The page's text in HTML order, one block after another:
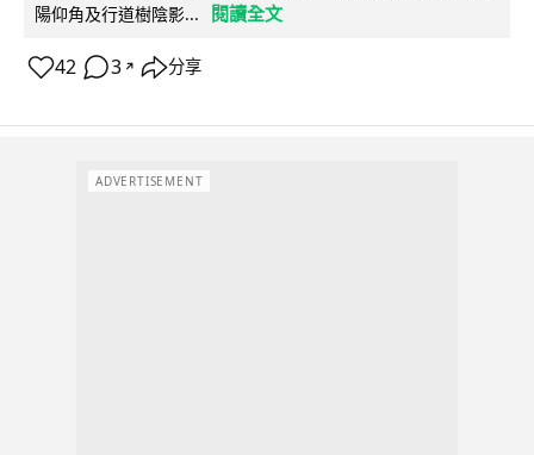
陽仰角及行道樹陰影...
閱讀全文
42 3 ↗ 分享
ADVERTISEMENT